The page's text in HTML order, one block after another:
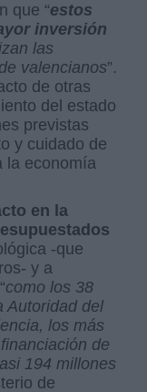
que “estos
inversión
las
valencianos”.
de otras
del estado
previstas
y cuidado de
la economía
en la
-que
y a
como los 38
Autoridad del
los más
de
194 millones
de